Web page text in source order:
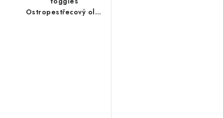
Ostropestřecový olej